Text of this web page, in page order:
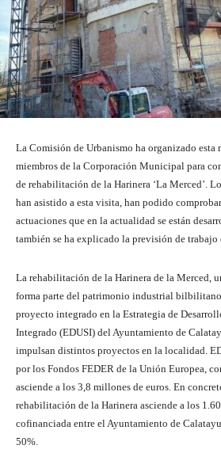
La Comisión de Urbanismo ha organizado esta
miembros de la Corporación Municipal para
de rehabilitación de la Harinera ‘La Merced’.
han asistido a esta visita, han podido
actuaciones que en la actualidad se están
también se ha explicado la previsión de trabajo
La rehabilitación de la Harinera de la Merced,
forma parte del patrimonio industrial
proyecto integrado en la Estrategia de
Integrado (EDUSI) del Ayuntamiento de
impulsan distintos proyectos en la localidad.
por los Fondos FEDER de la Unión Europea,
asciende a los 3,8 millones de euros. En
rehabilitación de la Harinera asciende a los
cofinanciada entre el Ayuntamiento de
50%.